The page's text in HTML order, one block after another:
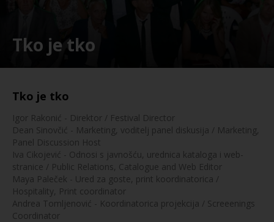
Tko je tko
Tko je tko
Igor Rakonić - Direktor / Festival Director
Dean Sinovčić - Marketing, voditelj panel diskusija / Marketing,
Panel Discussion Host
Iva Cikojević - Odnosi s javnošću, urednica kataloga i web-
stranice / Public Relations, Catalogue and Web Editor
Maya Paleček - Ured za goste, print koordinatorica /
Hospitality, Print coordinator
Andrea Tomljenović - Koordinatorica projekcija / Screeenings
Coordinator